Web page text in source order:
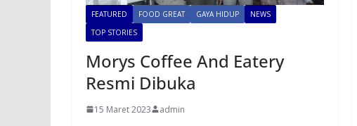
FEATURED FOOD GREAT GAYA HIDUP
NEWS
TOP STORIES
Morys Coffee And Eatery
Resmi Dibuka
15 Maret 2023 admin